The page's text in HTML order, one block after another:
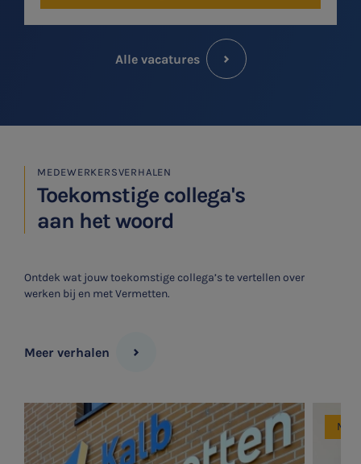
Alle vacatures
MEDEWERKERSVERHALEN
Toekomstige collega's
aan het woord
Ontdek wat jouw toekomstige collega’s te vertellen over
werken bij en met Vermetten.
Meer verhalen